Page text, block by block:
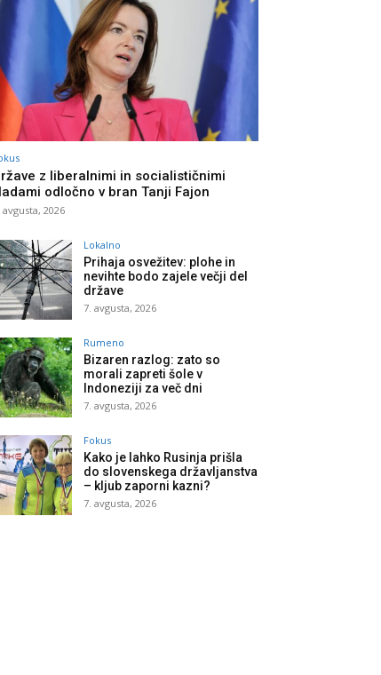
z liberalnimi in socialističnimi
odločno v bran Tanji Fajon
avgusta, 2026
Lokalno
Prihaja osvežitev: plohe in
nevihte bodo zajele večji del
države
7. avgusta, 2026
Rumeno
Bizaren razlog: zato so
morali zapreti šole v
Indoneziji za več dni
7. avgusta, 2026
Fokus
Kako je lahko Rusinja prišla
do slovenskega državljanstva
– kljub zaporni kazni?
7. avgusta, 2026